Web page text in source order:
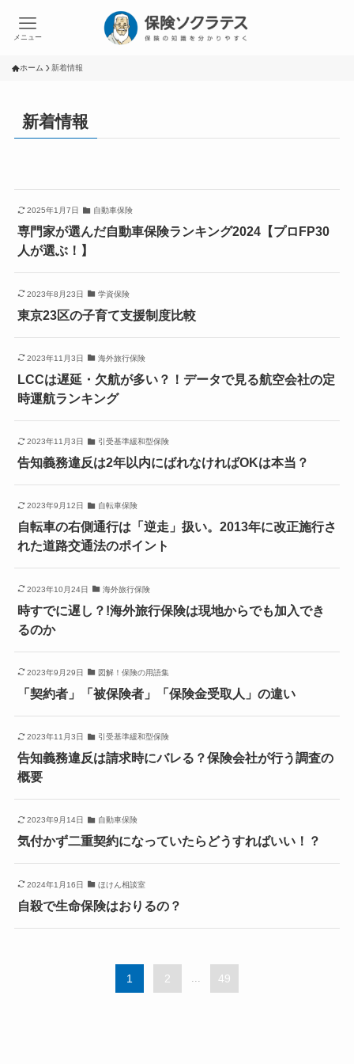
メニュー
ホーム 新着情報
新着情報
2025年1月7日 自動車保険
専門家が選んだ自動車保険ランキング2024【プロFP30
人が選ぶ！】
2023年8月23日 学資保険
東京23区の子育て支援制度比較
2023年11月3日 海外旅行保険
LCCは遅延・欠航が多い？！データで見る航空会社の定
時運航ランキング
2023年11月3日 引受基準緩和型保険
告知義務違反は2年以内にばれなければOKは本当？
2023年9月12日 自転車保険
自転車の右側通行は「逆走」扱い。2013年に改正施行さ
れた道路交通法のポイント
2023年10月24日 海外旅行保険
時すでに遅し？!海外旅行保険は現地からでも加入でき
るのか
2023年9月29日 図解！保険の用語集
「契約者」「被保険者」「保険金受取人」の違い
2023年11月3日 引受基準緩和型保険
告知義務違反は請求時にバレる？保険会社が行う調査の
概要
2023年9月14日 自動車保険
気付かず二重契約になっていたらどうすればいい！？
2024年1月16日 ほけん相談室
自殺で生命保険はおりるの？
1 2 49